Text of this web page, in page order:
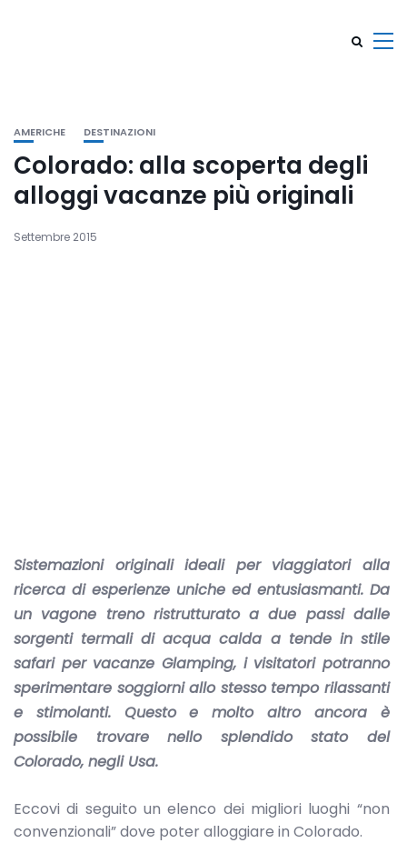
AMERICHE DESTINAZIONI
Colorado: alla scoperta degli
alloggi vacanze più originali
Settembre 2015
Sistemazioni originali ideali per viaggiatori alla
ricerca di esperienze uniche ed entusiasmanti. Da
un vagone treno ristrutturato a due passi dalle
sorgenti termali di acqua calda a tende in stile
safari per vacanze Glamping, i visitatori potranno
sperimentare soggiorni allo stesso tempo rilassanti
e stimolanti. Questo e molto altro ancora è
possibile trovare nello splendido stato del
Colorado, negli Usa.
Eccovi di seguito un elenco dei migliori luoghi “non
convenzionali” dove poter alloggiare in Colorado.